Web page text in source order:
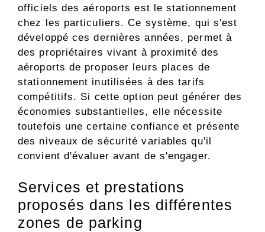
officiels des aéroports est le stationnement
chez les particuliers. Ce système, qui s'est
développé ces dernières années, permet à
des propriétaires vivant à proximité des
aéroports de proposer leurs places de
stationnement inutilisées à des tarifs
compétitifs. Si cette option peut générer des
économies substantielles, elle nécessite
toutefois une certaine confiance et présente
des niveaux de sécurité variables qu'il
convient d'évaluer avant de s'engager.
Services et prestations
proposés dans les différentes
zones de parking